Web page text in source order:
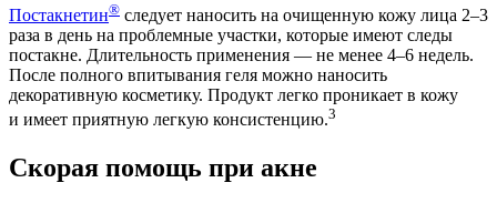
Постакнетин® следует наносить на очищенную кожу лица 2–3
раза в день на проблемные участки, которые имеют следы
постакне. Длительность применения — не менее 4–6 недель.
После полного впитывания геля можно наносить
декоративную косметику. Продукт легко проникает в кожу
и имеет приятную легкую консистенцию.3
Скорая помощь при акне